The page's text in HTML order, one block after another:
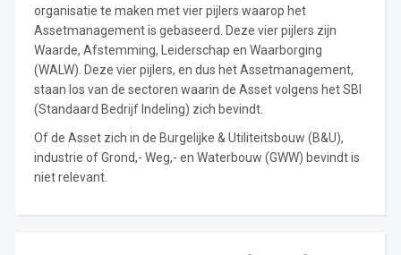
organisatie te maken met vier pijlers waarop het
Assetmanagement is gebaseerd. Deze vier pijlers zijn
Waarde, Afstemming, Leiderschap en Waarborging
(WALW). Deze vier pijlers, en dus het Assetmanagement,
staan los van de sectoren waarin de Asset volgens het SBI
(Standaard Bedrijf Indeling) zich bevindt.
Of de Asset zich in de Burgelijke & Utiliteitsbouw (B&U),
industrie of Grond,- Weg,- en Waterbouw (GWW) bevindt is
niet relevant.